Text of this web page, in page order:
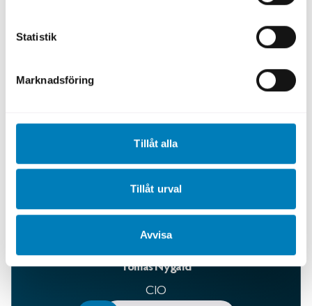
Statistik
Marknadsföring
Tillåt alla
Tillåt urval
Avvisa
Tomas Nygård
CIO